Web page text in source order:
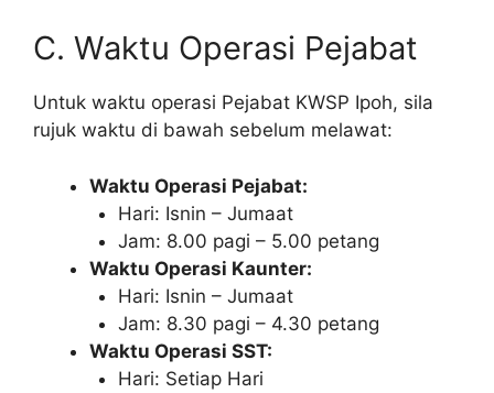
C. Waktu Operasi Pejabat
Untuk waktu operasi Pejabat KWSP Ipoh, sila
rujuk waktu di bawah sebelum melawat:
Waktu Operasi Pejabat:
Hari: Isnin – Jumaat
Jam: 8.00 pagi – 5.00 petang
Waktu Operasi Kaunter:
Hari: Isnin – Jumaat
Jam: 8.30 pagi – 4.30 petang
Waktu Operasi SST:
Hari: Setiap Hari